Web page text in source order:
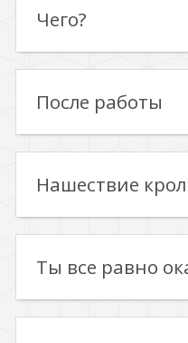
Чего?
После работы
Нашествие
Ты все равно